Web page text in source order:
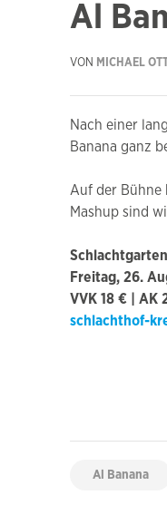
Al
VON MICHAEL
Nach einer
Banana ganz
Auf der Bühne
Mashup sind
Schlachtgarten
Freitag, 26.
VVK 18 € | AK
schlachthof-
Al Banana